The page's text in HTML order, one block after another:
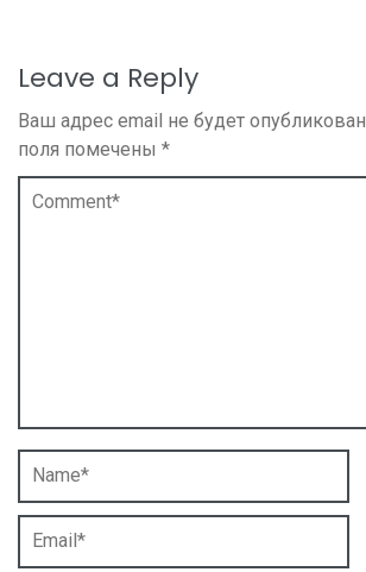
Leave a Reply
Ваш адрес email не будет опубликован.
поля помечены *